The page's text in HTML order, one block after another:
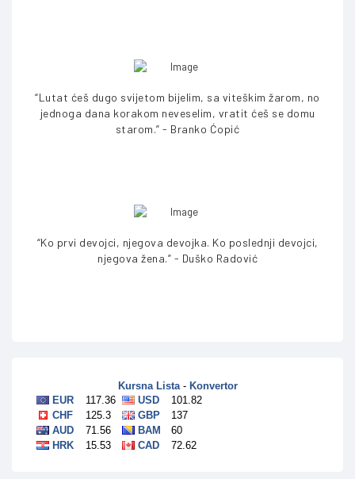
“Lutat ćeš dugo svijetom bijelim, sa viteškim žarom, no
jednoga dana korakom neveselim, vratit ćeš se domu
starom.” - Branko Ćopić
“Ko prvi devojci, njegova devojka. Ko poslednji devojci,
njegova žena.” - Duško Radović